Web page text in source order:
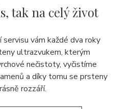
tak na celý život
servisu vám každé dva roky
ultrazvukem, kterým
nečistoty, vyčistíme
a díky tomu se prsteny
rozzáří.